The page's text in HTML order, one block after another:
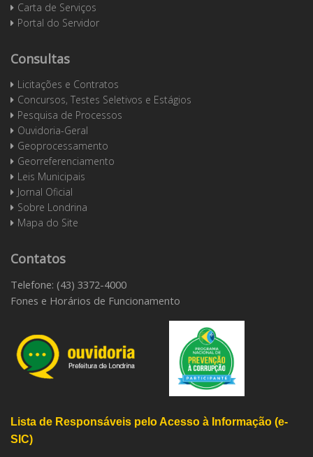
Carta de Serviços
Portal do Servidor
Consultas
Licitações e Contratos
Concursos, Testes Seletivos e Estágios
Pesquisa de Processos
Ouvidoria-Geral
Geoprocessamento
Georreferenciamento
Leis Municipais
Jornal Oficial
Sobre Londrina
Mapa do Site
Contatos
Telefone: (43) 3372-4000
Fones e Horários de Funcionamento
Lista de Responsáveis pelo Acesso à Informação (e-
SIC)